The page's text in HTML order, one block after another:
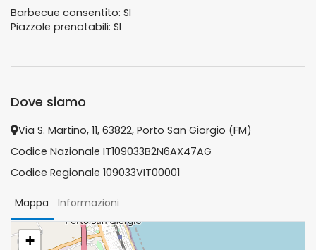
Barbecue consentito: SI
Piazzole prenotabili: SI
Dove siamo
Via S. Martino, 11, 63822, Porto San Giorgio (FM)
Codice Nazionale IT109033B2N6AX47AG
Codice Regionale 109033VIT00001
Mappa Informazioni
+